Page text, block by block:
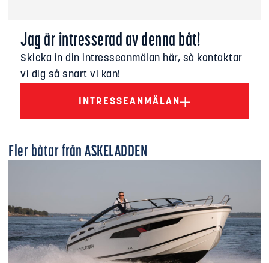
Jag är intresserad av denna båt!
Skicka in din intresseanmälan här, så kontaktar
vi dig så snart vi kan!
INTRESSEANMÄLAN
Fler båtar från ASKELADDEN